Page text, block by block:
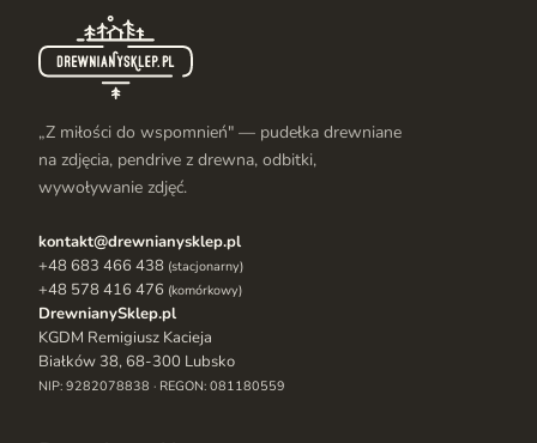
„Z miłości do wspomnień" — pudełka drewniane
na zdjęcia, pendrive z drewna, odbitki,
wywoływanie zdjęć.
kontakt@drewnianysklep.pl
+48 683 466 438 (stacjonarny)
+48 578 416 476 (komórkowy)
DrewnianySklep.pl
KGDM Remigiusz Kacieja
Białków 38, 68-300 Lubsko
NIP: 9282078838 · REGON: 081180559